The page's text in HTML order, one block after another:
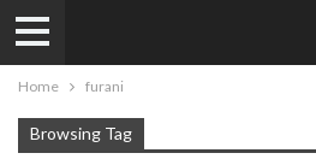
Home furani
Browsing Tag